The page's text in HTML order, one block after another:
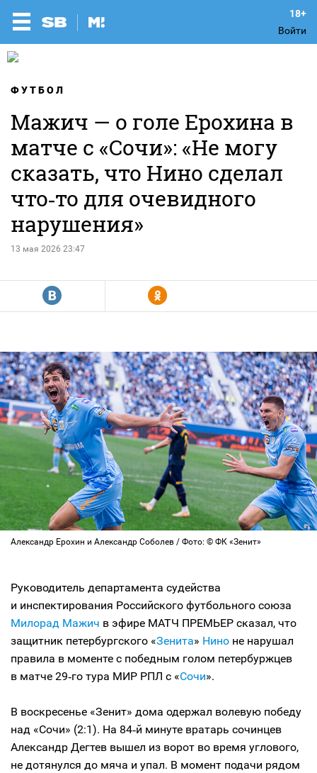
Войти
ФУТБОЛ
Мажич — о голе Ерохина в
матче с «Сочи»: «Не могу
сказать, что Нино сделал
что‑то для очевидного
нарушения»
13 мая 2026 23:47
R Y
Александр Ерохин и Александр Соболев / Фото: © ФК «Зенит»
Руководитель департамента судейства
и инспектирования Российского футбольного союза
Милорад Мажич в эфире МАТЧ ПРЕМЬЕР сказал, что
защитник петербургского «Зенита» Нино не нарушал
правила в моменте с победным голом петербуржцев
в матче 29‑го тура МИР РПЛ с «Сочи».
В воскресенье «Зенит» дома одержал волевую победу
над «Сочи» (2:1). На 84‑й минуте вратарь сочинцев
Александр Дегтев вышел из ворот во время углового,
не дотянулся до мяча и упал. В момент подачи рядом